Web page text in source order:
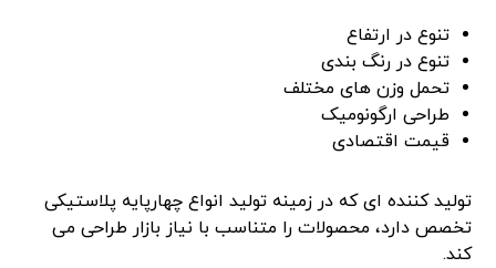
تنوع در ارتفاع
تنوع در رنگ ‌بندی
تحمل وزن‌ های مختلف
طراحی ارگونومیک
قیمت اقتصادی
تولید کننده ‌ای که در زمینه تولید انواع چهارپایه پلاستیکی
تخصص دارد، محصولات را متناسب با نیاز بازار طراحی می‌
کند.